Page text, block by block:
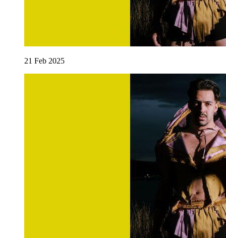
21 Feb 2025